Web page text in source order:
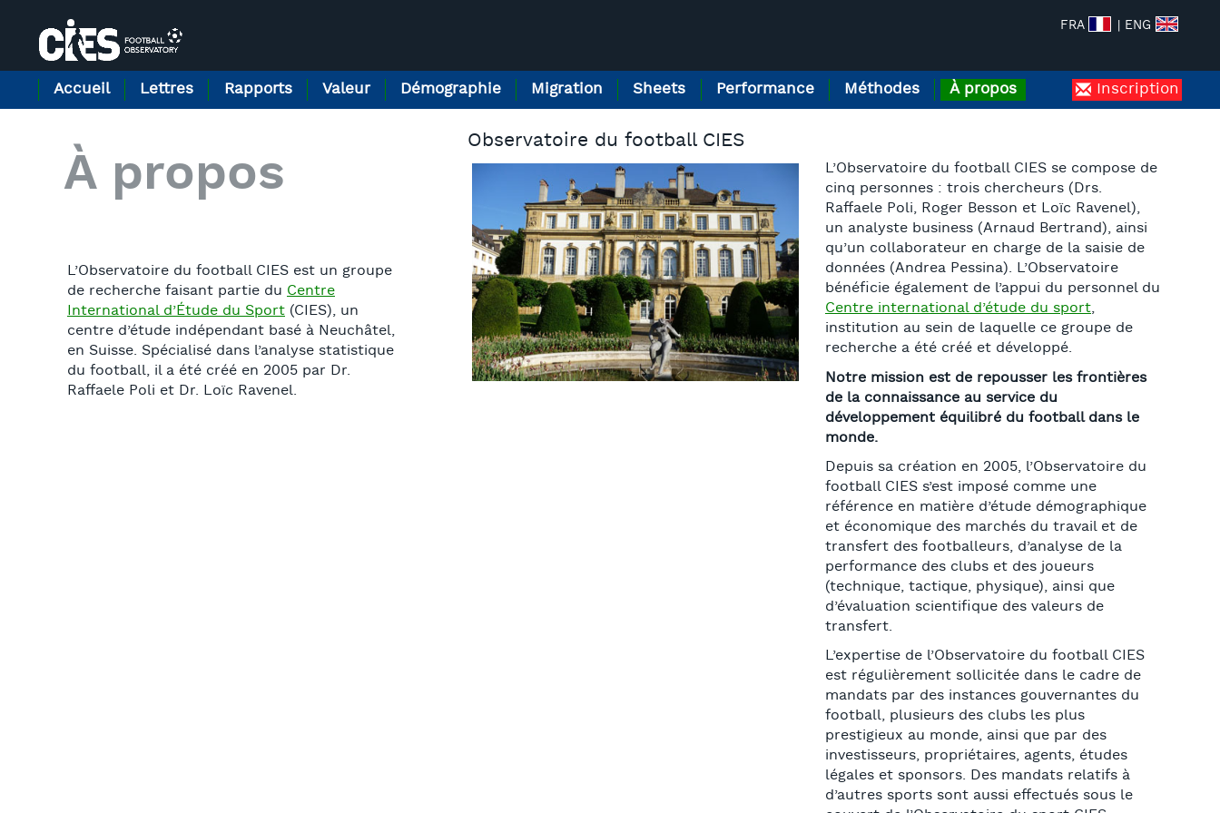
FRA | ENG
À propos
Méthodes
Performance
Sheets
Migration
Démographie
Valeur
Rapports
Lettres
Accueil Inscription
À propos
L’Observatoire du football CIES est un groupe
de recherche faisant partie du Centre
International d’Étude du Sport (CIES), un
centre d’étude indépendant basé à Neuchâtel,
en Suisse. Spécialisé dans l’analyse statistique
du football, il a été créé en 2005 par Dr.
Raffaele Poli et Dr. Loïc Ravenel.
Observatoire du football CIES
L’Observatoire du football CIES se compose de
cinq personnes : trois chercheurs (Drs.
Raffaele Poli, Roger Besson et Loïc Ravenel),
un analyste business (Arnaud Bertrand), ainsi
qu’un collaborateur en charge de la saisie de
données (Andrea Pessina). L’Observatoire
bénéficie également de l’appui du personnel du
Centre international d’étude du sport,
institution au sein de laquelle ce groupe de
recherche a été créé et développé.
Notre mission est de repousser les frontières
de la connaissance au service du
développement équilibré du football dans le
monde.
Depuis sa création en 2005, l’Observatoire du
football CIES s’est imposé comme une
référence en matière d’étude démographique
et économique des marchés du travail et de
transfert des footballeurs, d’analyse de la
performance des clubs et des joueurs
(technique, tactique, physique), ainsi que
d’évaluation scientifique des valeurs de
transfert.
L’expertise de l’Observatoire du football CIES
est régulièrement sollicitée dans le cadre de
mandats par des instances gouvernantes du
football, plusieurs des clubs les plus
prestigieux au monde, ainsi que par des
investisseurs, propriétaires, agents, études
légales et sponsors. Des mandats relatifs à
d’autres sports sont aussi effectués sous le